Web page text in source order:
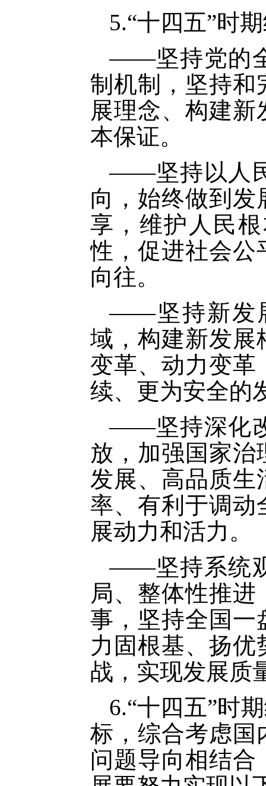
5.“十四五”时
——坚持党的
制机制，坚持和
展理念、构建
本保证。
——坚持以人
向，始终做到发
享，维护人民
性，促进社会公
向往。
——坚持新发
域，构建新发展
变革、动力变革
续、更为安全的
——坚持深化
放，加强国家治
发展、高品质生
率、有利于调动
展动力和活力。
——坚持系统
局、整体性推
事，坚持全国一
力固根基、扬
战，实现发展质
6.“十四五”时
标，综合考虑国
问题导向相结合